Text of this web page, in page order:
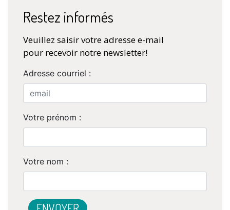
Restez informés
Veuillez saisir votre adresse e-mail
pour recevoir notre newsletter!
Adresse courriel :
Votre prénom :
Votre nom :